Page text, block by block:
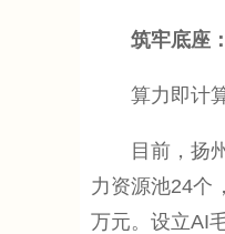
筑牢底座：
算力即计算
目前，扬州
力资源池24个
万元。设立AI